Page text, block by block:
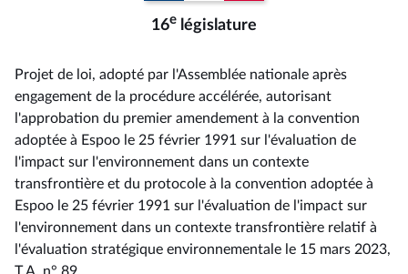
16e législature
Projet de loi, adopté par l'Assemblée nationale après
engagement de la procédure accélérée, autorisant
l'approbation du premier amendement à la convention
adoptée à Espoo le 25 février 1991 sur l'évaluation de
l'impact sur l'environnement dans un contexte
transfrontière et du protocole à la convention adoptée à
Espoo le 25 février 1991 sur l'évaluation de l'impact sur
l'environnement dans un contexte transfrontière relatif à
l'évaluation stratégique environnementale le 15 mars 2023,